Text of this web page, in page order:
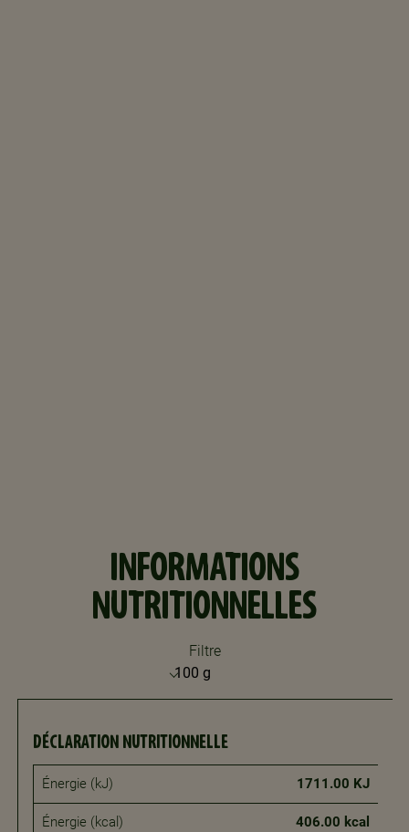
INFORMATIONS
NUTRITIONNELLES
Filtre
DÉCLARATION NUTRITIONNELLE
Énergie (kJ) 1711.00 KJ
Énergie (kcal) 406.00 kcal